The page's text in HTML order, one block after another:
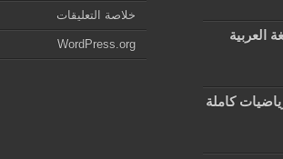
العربية
كاملة
خلاصة التعليقات
WordPress.org